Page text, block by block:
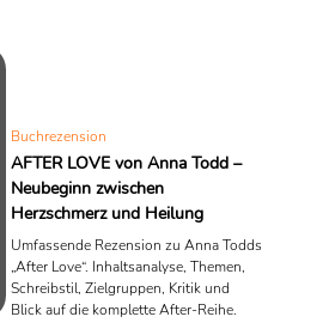
Buchrezension
AFTER LOVE von Anna Todd –
Neubeginn zwischen
Herzschmerz und Heilung
Umfassende Rezension zu Anna Todds
„After Love“. Inhaltsanalyse, Themen,
Schreibstil, Zielgruppen, Kritik und
Blick auf die komplette After-Reihe.